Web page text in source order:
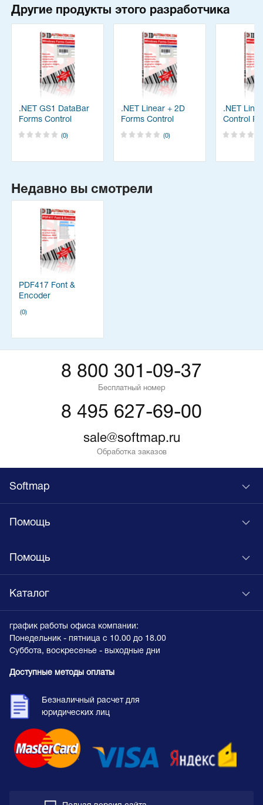
Другие продукты этого разработчика
.NET GS1 DataBar
Forms Control
Package
(0)
.NET Linear + 2D
Forms Control
Package
(0)
.NET
Control
Недавно вы смотрели
PDF417 Font &
Encoder
(0)
8 800 301-09-37
Бесплатный номер
8 495 627-69-00
sale@softmap.ru
Обработка заказов
Softmap
Помощь
Помощь
Каталог
график работы офиса компании:
Понедельник - пятница с 10.00 до 18.00
Суббота, воскресенье - выходные дни
Доступные методы оплаты
Безналичный расчет для
юридических лиц